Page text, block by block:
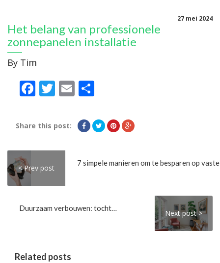
27 mei 2024
Het belang van professionele
zonnepanelen installatie
By Tim
Facebook
Twitter
EmailDelen
Share this post:
< Prev post
Duurzaam verbouwen: tocht langs de kozijnen voorkomen
Next post >
Related posts